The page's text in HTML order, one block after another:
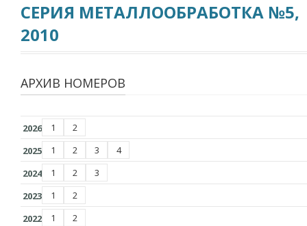
СЕРИЯ МЕТАЛЛООБРАБОТКА №5,
2010
АРХИВ НОМЕРОВ
2026 1
2
2025
1 2 3
4
2024
1 2
3
2023
1
2
2022
1
2